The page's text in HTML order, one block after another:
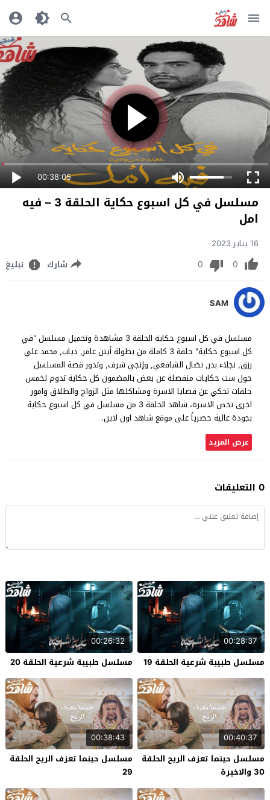
00:38:05
مسلسل في كل اسبوع حكاية الحلقة 3 – فيه
امل
16 يناير 2023
0
0 شارك تبليغ
SAM
مسلسل في كل اسبوع حكاية الحلقة 3 مشاهدة وتحميل مسلسل "في
كل اسبوع حكاية" حلقة 3 كاملة من بطولة أيتن عامر, دياب, محمد علي
رزق, نجلاء بدر, نضال الشافعي, وإنجي شرف, وتدور قصة المسلسل
حول ست حكايات منفصلة عن بعض بالمضمون كل حكاية تدوم لخمس
حلقات تحكي عن قضايا الاسرة ومشاكلها مثل الزواج والطلاق وامور
اخرى تخص الاسرة، شاهد الحلقة 3 من مسلسل في كل اسبوع حكاية
بجودة عالية حصرياً على موقع شاهد اون لاين.
عرض المزيد
0 التعليقات
00:28:37
مسلسل طبيبة شرعية الحلقة 19
00:26:32
مسلسل طبيبة شرعية الحلقة 20
00:40:37
مسلسل حينما تعزف الريح الحلقة
30 والاخيرة
00:38:43
مسلسل حينما تعزف الريح الحلقة
29